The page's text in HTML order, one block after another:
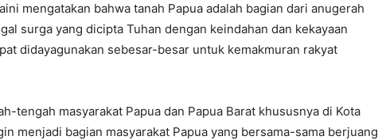
mengatakan bahwa tanah Papua adalah bagian dari anugerah
surga yang dicipta Tuhan dengan keindahan dan kekayaan
didayagunakan sebesar-besar untuk kemakmuran rakyat
tengah masyarakat Papua dan Papua Barat khususnya di Kota
menjadi bagian masyarakat Papua yang bersama-sama berjuang